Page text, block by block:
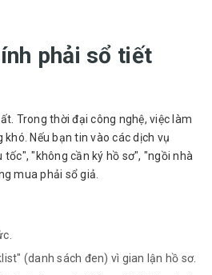
phải sổ tiết
Trong thời đại công nghệ, việc làm
Nếu bạn tin vào các dịch vụ
"không cần ký hồ sơ", "ngồi nhà
mua phải sổ giả.
(danh sách đen) vì gian lận hồ sơ.